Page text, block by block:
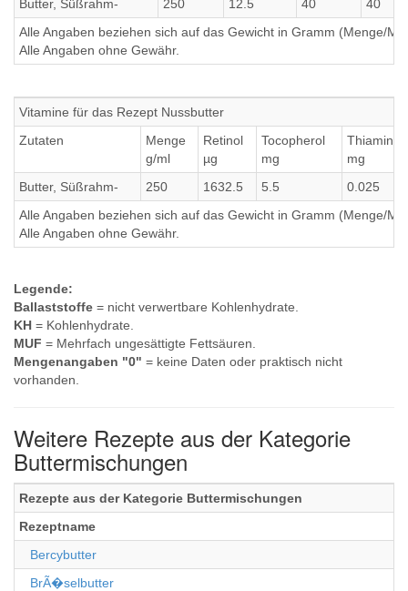
Butter, Süßrahm-
250 12.5 40
40
Alle Angaben beziehen sich auf das Gewicht in Gramm (Menge/
Alle Angaben ohne Gewähr.
Vitamine für das Rezept Nussbutter
Zutaten
Menge
g/ml
Retinol
µg
Tocopherol
mg
Thiamin
mg
Butter, Süßrahm-
250 1632.5 5.5
0.025
Alle Angaben beziehen sich auf das Gewicht in Gramm (Menge/
Alle Angaben ohne Gewähr.
Legende:
Ballaststoffe = nicht verwertbare Kohlenhydrate.
KH = Kohlenhydrate.
MUF = Mehrfach ungesättigte Fettsäuren.
Mengenangaben "0" = keine Daten oder praktisch nicht
vorhanden.
Weitere Rezepte aus der Kategorie
Buttermischungen
Rezepte aus der Kategorie Buttermischungen
Rezeptname
Bercybutter
BrÃ�selbutter